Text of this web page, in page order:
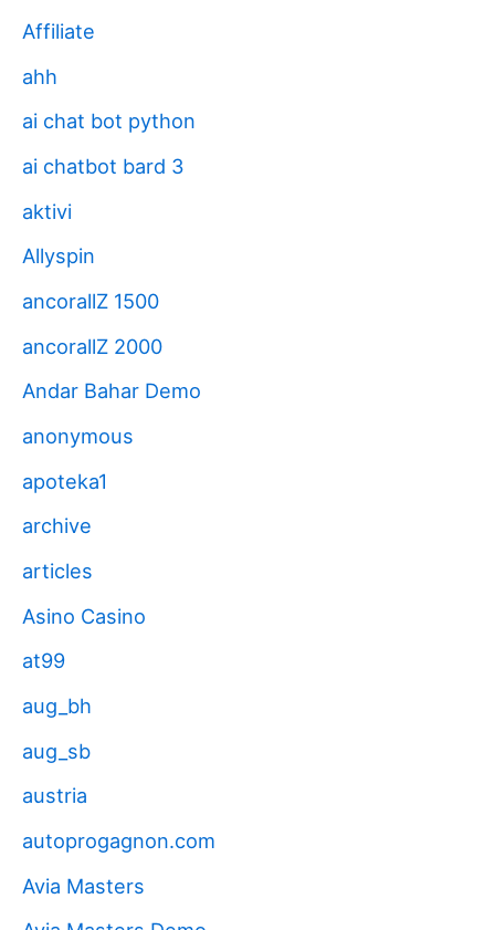
Affiliate
ahh
ai chat bot python
ai chatbot bard 3
aktivi
Allyspin
ancorallZ 1500
ancorallZ 2000
Andar Bahar Demo
anonymous
apoteka1
archive
articles
Asino Casino
at99
aug_bh
aug_sb
austria
autoprogagnon.com
Avia Masters